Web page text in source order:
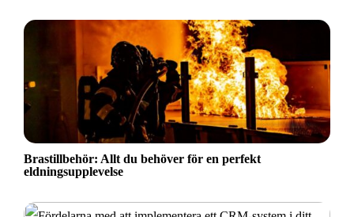
Brastillbehör: Allt du behöver för en perfekt
eldningsupplevelse